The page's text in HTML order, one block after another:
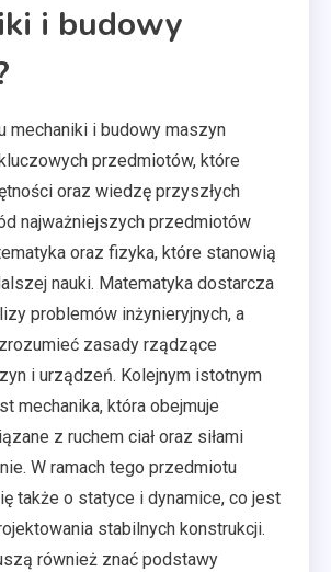
i budowy
mechaniki i budowy maszyn
przedmiotów, które
oraz wiedzę przyszłych
najważniejszych przedmiotów
oraz fizyka, które stanowią
nauki. Matematyka dostarcza
problemów inżynieryjnych, a
zasady rządzące
i urządzeń. Kolejnym istotnym
mechanika, która obejmuje
z ruchem ciał oraz siłami
W ramach tego przedmiotu
także o statyce i dynamice, co jest
stabilnych konstrukcji.
również znać podstawy